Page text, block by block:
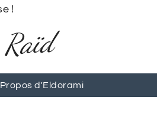
!
d'Eldorami